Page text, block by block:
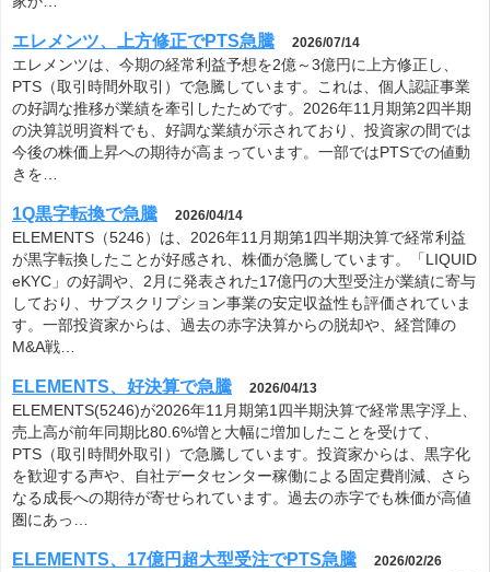
エレメンツ、上方修正でPTS急騰 2026/07/14
エレメンツは、今期の経常利益予想を2億～3億円に上方修正し、
PTS（取引時間外取引）で急騰しています。これは、個人認証事業
の好調な推移が業績を牽引したためです。2026年11月期第2四半期
の決算説明資料でも、好調な業績が示されており、投資家の間では
今後の株価上昇への期待が高まっています。一部ではPTSでの値動
きを…
1Q黒字転換で急騰 2026/04/14
ELEMENTS（5246）は、2026年11月期第1四半期決算で経常利益
が黒字転換したことが好感され、株価が急騰しています。「LIQUID
eKYC」の好調や、2月に発表された17億円の大型受注が業績に寄与
しており、サブスクリプション事業の安定収益性も評価されていま
す。一部投資家からは、過去の赤字決算からの脱却や、経営陣の
M&A戦…
ELEMENTS、好決算で急騰 2026/04/13
ELEMENTS(5246)が2026年11月期第1四半期決算で経常黒字浮上、
売上高が前年同期比80.6%増と大幅に増加したことを受けて、
PTS（取引時間外取引）で急騰しています。投資家からは、黒字化
を歓迎する声や、自社データセンター稼働による固定費削減、さら
なる成長への期待が寄せられています。過去の赤字でも株価が高値
圏にあっ…
ELEMENTS、17億円超大型受注でPTS急騰 2026/02/26